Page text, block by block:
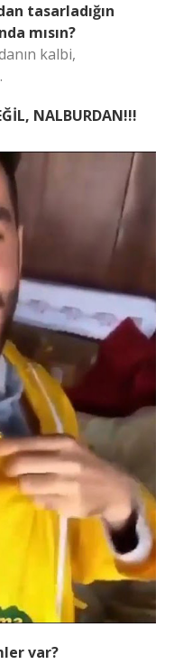
tasarladığın
mısın?
kalbi,
NALBURDAN!!!
var?